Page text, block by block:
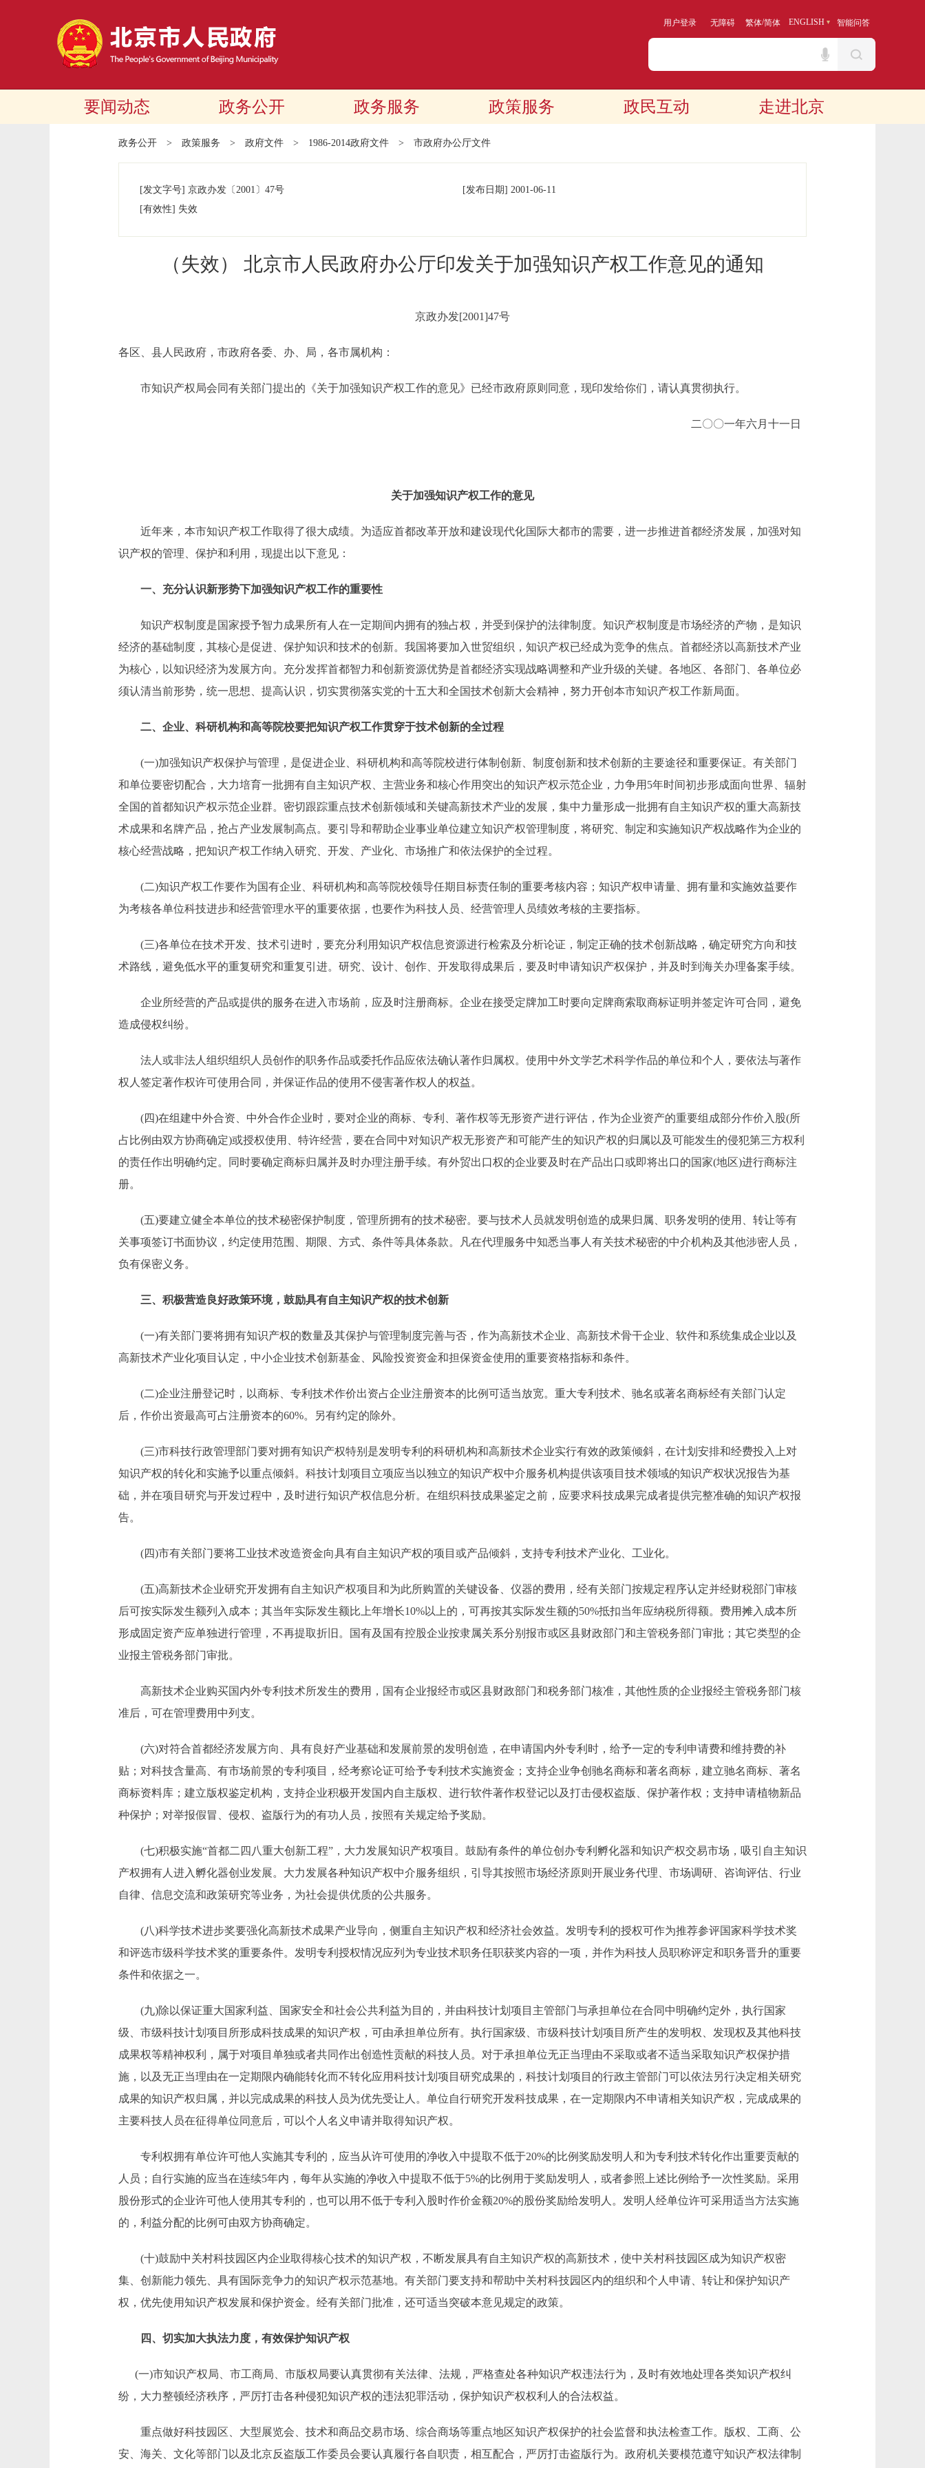
用户登录 无障碍 繁体/简体 ENGLISH 智能问答
要闻动态 政务公开 政务服务 政策服务 政民互动 走进北京
政务公开 > 政策服务 > 政府文件 > 1986-2014政府文件 > 市政府办公厅文件
[发文字号] 京政办发 〔2001〕 47号 [发布日期] 2001-06-11
[有效性] 失效
（失效） 北京市人民政府办公厅印发关于加强知识产权工作意见的通知
京政办发[2001]47号
各区、县人民政府，市政府各委、办、局，各市属机构：
市知识产权局会同有关部门提出的《关于加强知识产权工作的意见》已经市政府原则同意，现印发给你们，请认真贯彻执行。
二〇〇一年六月十一日
关于加强知识产权工作的意见
近年来，本市知识产权工作取得了很大成绩。为适应首都改革开放和建设现代化国际大都市的需要，进一步推进首都经济发展，加强对知
识产权的管理、保护和利用，现提出以下意见：
一、充分认识新形势下加强知识产权工作的重要性
知识产权制度是国家授予智力成果所有人在一定期间内拥有的独占权，并受到保护的法律制度。知识产权制度是市场经济的产物，是知识
经济的基础制度，其核心是促进、保护知识和技术的创新。我国将要加入世贸组织，知识产权已经成为竞争的焦点。首都经济以高新技术产业
为核心，以知识经济为发展方向。充分发挥首都智力和创新资源优势是首都经济实现战略调整和产业升级的关键。各地区、各部门、各单位必
须认清当前形势，统一思想、提高认识，切实贯彻落实党的十五大和全国技术创新大会精神，努力开创本市知识产权工作新局面。
二、企业、科研机构和高等院校要把知识产权工作贯穿于技术创新的全过程
(一)加强知识产权保护与管理，是促进企业、科研机构和高等院校进行体制创新、制度创新和技术创新的主要途径和重要保证。有关部门
和单位要密切配合，大力培育一批拥有自主知识产权、主营业务和核心作用突出的知识产权示范企业，力争用5年时间初步形成面向世界、辐射
全国的首都知识产权示范企业群。密切跟踪重点技术创新领域和关键高新技术产业的发展，集中力量形成一批拥有自主知识产权的重大高新技
术成果和名牌产品，抢占产业发展制高点。要引导和帮助企业事业单位建立知识产权管理制度，将研究、制定和实施知识产权战略作为企业的
核心经营战略，把知识产权工作纳入研究、开发、产业化、市场推广和依法保护的全过程。
(二)知识产权工作要作为国有企业、科研机构和高等院校领导任期目标责任制的重要考核内容；知识产权申请量、拥有量和实施效益要作
为考核各单位科技进步和经营管理水平的重要依据，也要作为科技人员、经营管理人员绩效考核的主要指标。
(三)各单位在技术开发、技术引进时，要充分利用知识产权信息资源进行检索及分析论证，制定正确的技术创新战略，确定研究方向和技
术路线，避免低水平的重复研究和重复引进。研究、设计、创作、开发取得成果后，要及时申请知识产权保护，并及时到海关办理备案手续。
企业所经营的产品或提供的服务在进入市场前，应及时注册商标。企业在接受定牌加工时要向定牌商索取商标证明并签定许可合同，避免
造成侵权纠纷。
法人或非法人组织组织人员创作的职务作品或委托作品应依法确认著作归属权。使用中外文学艺术科学作品的单位和个人，要依法与著作
权人签定著作权许可使用合同，并保证作品的使用不侵害著作权人的权益。
(四)在组建中外合资、中外合作企业时，要对企业的商标、专利、著作权等无形资产进行评估，作为企业资产的重要组成部分作价入股(所
占比例由双方协商确定)或授权使用、特许经营，要在合同中对知识产权无形资产和可能产生的知识产权的归属以及可能发生的侵犯第三方权利
的责任作出明确约定。同时要确定商标归属并及时办理注册手续。有外贸出口权的企业要及时在产品出口或即将出口的国家(地区)进行商标注
册。
(五)要建立健全本单位的技术秘密保护制度，管理所拥有的技术秘密。要与技术人员就发明创造的成果归属、职务发明的使用、转让等有
关事项签订书面协议，约定使用范围、期限、方式、条件等具体条款。凡在代理服务中知悉当事人有关技术秘密的中介机构及其他涉密人员，
负有保密义务。
三、积极营造良好政策环境，鼓励具有自主知识产权的技术创新
(一)有关部门要将拥有知识产权的数量及其保护与管理制度完善与否，作为高新技术企业、高新技术骨干企业、软件和系统集成企业以及
高新技术产业化项目认定，中小企业技术创新基金、风险投资资金和担保资金使用的重要资格指标和条件。
(二)企业注册登记时，以商标、专利技术作价出资占企业注册资本的比例可适当放宽。重大专利技术、驰名或著名商标经有关部门认定
后，作价出资最高可占注册资本的60%。另有约定的除外。
(三)市科技行政管理部门要对拥有知识产权特别是发明专利的科研机构和高新技术企业实行有效的政策倾斜，在计划安排和经费投入上对
知识产权的转化和实施予以重点倾斜。科技计划项目立项应当以独立的知识产权中介服务机构提供该项目技术领域的知识产权状况报告为基
础，并在项目研究与开发过程中，及时进行知识产权信息分析。在组织科技成果鉴定之前，应要求科技成果完成者提供完整准确的知识产权报
告。
(四)市有关部门要将工业技术改造资金向具有自主知识产权的项目或产品倾斜，支持专利技术产业化、工业化。
(五)高新技术企业研究开发拥有自主知识产权项目和为此所购置的关键设备、仪器的费用，经有关部门按规定程序认定并经财税部门审核
后可按实际发生额列入成本；其当年实际发生额比上年增长10%以上的，可再按其实际发生额的50%抵扣当年应纳税所得额。费用摊入成本所
形成固定资产应单独进行管理，不再提取折旧。国有及国有控股企业按隶属关系分别报市或区县财政部门和主管税务部门审批；其它类型的企
业报主管税务部门审批。
高新技术企业购买国内外专利技术所发生的费用，国有企业报经市或区县财政部门和税务部门核准，其他性质的企业报经主管税务部门核
准后，可在管理费用中列支。
(六)对符合首都经济发展方向、具有良好产业基础和发展前景的发明创造，在申请国内外专利时，给予一定的专利申请费和维持费的补
贴；对科技含量高、有市场前景的专利项目，经考察论证可给予专利技术实施资金；支持企业争创驰名商标和著名商标，建立驰名商标、著名
商标资料库；建立版权鉴定机构，支持企业积极开发国内自主版权、进行软件著作权登记以及打击侵权盗版、保护著作权；支持申请植物新品
种保护；对举报假冒、侵权、盗版行为的有功人员，按照有关规定给予奖励。
(七)积极实施“首都二四八重大创新工程”，大力发展知识产权项目。鼓励有条件的单位创办专利孵化器和知识产权交易市场，吸引自主知识
产权拥有人进入孵化器创业发展。大力发展各种知识产权中介服务组织，引导其按照市场经济原则开展业务代理、市场调研、咨询评估、行业
自律、信息交流和政策研究等业务，为社会提供优质的公共服务。
(八)科学技术进步奖要强化高新技术成果产业导向，侧重自主知识产权和经济社会效益。发明专利的授权可作为推荐参评国家科学技术奖
和评选市级科学技术奖的重要条件。发明专利授权情况应列为专业技术职务任职获奖内容的一项，并作为科技人员职称评定和职务晋升的重要
条件和依据之一。
(九)除以保证重大国家利益、国家安全和社会公共利益为目的，并由科技计划项目主管部门与承担单位在合同中明确约定外，执行国家
级、市级科技计划项目所形成科技成果的知识产权，可由承担单位所有。执行国家级、市级科技计划项目所产生的发明权、发现权及其他科技
成果权等精神权利，属于对项目单独或者共同作出创造性贡献的科技人员。对于承担单位无正当理由不采取或者不适当采取知识产权保护措
施，以及无正当理由在一定期限内确能转化而不转化应用科技计划项目研究成果的，科技计划项目的行政主管部门可以依法另行决定相关研究
成果的知识产权归属，并以完成成果的科技人员为优先受让人。单位自行研究开发科技成果，在一定期限内不申请相关知识产权，完成成果的
主要科技人员在征得单位同意后，可以个人名义申请并取得知识产权。
专利权拥有单位许可他人实施其专利的，应当从许可使用的净收入中提取不低于20%的比例奖励发明人和为专利技术转化作出重要贡献的
人员；自行实施的应当在连续5年内，每年从实施的净收入中提取不低于5%的比例用于奖励发明人，或者参照上述比例给予一次性奖励。采用
股份形式的企业许可他人使用其专利的，也可以用不低于专利入股时作价金额20%的股份奖励给发明人。发明人经单位许可采用适当方法实施
的，利益分配的比例可由双方协商确定。
(十)鼓励中关村科技园区内企业取得核心技术的知识产权，不断发展具有自主知识产权的高新技术，使中关村科技园区成为知识产权密
集、创新能力领先、具有国际竞争力的知识产权示范基地。有关部门要支持和帮助中关村科技园区内的组织和个人申请、转让和保护知识产
权，优先使用知识产权发展和保护资金。经有关部门批准，还可适当突破本意见规定的政策。
四、切实加大执法力度，有效保护知识产权
(一)市知识产权局、市工商局、市版权局要认真贯彻有关法律、法规，严格查处各种知识产权违法行为，及时有效地处理各类知识产权纠
纷，大力整顿经济秩序，严厉打击各种侵犯知识产权的违法犯罪活动，保护知识产权权利人的合法权益。
重点做好科技园区、大型展览会、技术和商品交易市场、综合商场等重点地区知识产权保护的社会监督和执法检查工作。版权、工商、公
安、海关、文化等部门以及北京反盗版工作委员会要认真履行各自职责，相互配合，严厉打击盗版行为。政府机关要模范遵守知识产权法律制